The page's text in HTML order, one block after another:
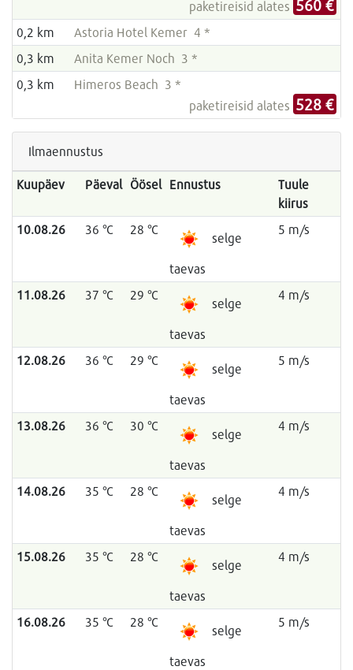
paketireisid alates 560 €
0,2 km
Astoria Hotel Kemer 4 *
0,3 km
Anita Kemer Noch 3 *
0,3 km
Himeros Beach 3 *
paketireisid alates 528 €
Ilmaennustus
Kuupäev Päeval Öösel Ennustus
Tuule
kiirus
10.08.26
36 °C 28 °C
selge
taevas
5 m/s
11.08.26 37 °C 29 °C
selge
taevas
4 m/s
12.08.26 36 °C 29 °C
selge
taevas
5 m/s
13.08.26 36 °C 30 °C
selge
taevas
4 m/s
14.08.26 35 °C 28 °C
selge
taevas
4 m/s
15.08.26 35 °C 28 °C
selge
taevas
4 m/s
16.08.26 35 °C 28 °C
selge
taevas
5 m/s